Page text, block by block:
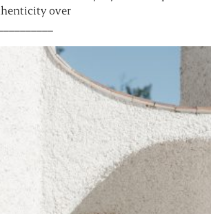
over